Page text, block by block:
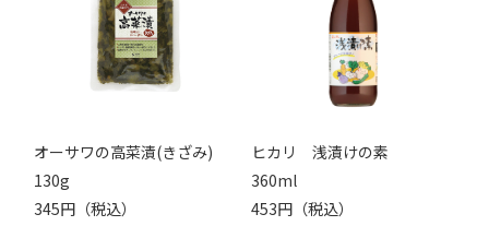
オーサワの高菜漬(きざみ)
130g
345円（税込）
ヒカリ 浅漬けの素
360ml
453円（税込）